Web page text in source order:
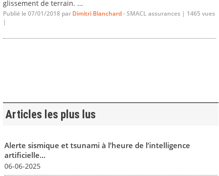
glissement de terrain. ...
Publié le 07/01/2018 par Dimitri Blanchard- SMACL assurances | 1465 vues
|
Articles les plus lus
Alerte sismique et tsunami à l’heure de l’intelligence
artificielle...
06-06-2025